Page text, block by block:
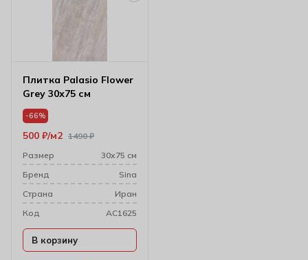
Плитка Palasio Flower
Grey 30х75 см
-66%
1490₽
500 ₽ м2
Размер
30х75 см
Бренд
Sina
Cтрана
Иран
Код
AC1625
В корзину